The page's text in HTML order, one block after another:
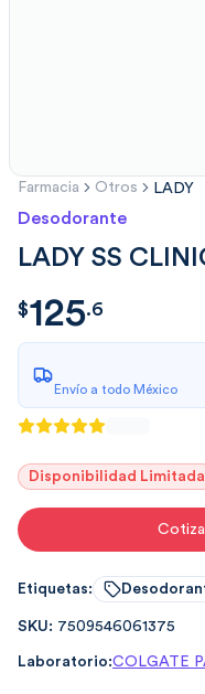
Farmacia Otros LADY
Desodorante
LADY SS
$125.6
$125.6
Envío a todo México
Disponibilidad Limitada
Etiquetas:
SKU: 7509546061375
Laboratorio:COLGATE